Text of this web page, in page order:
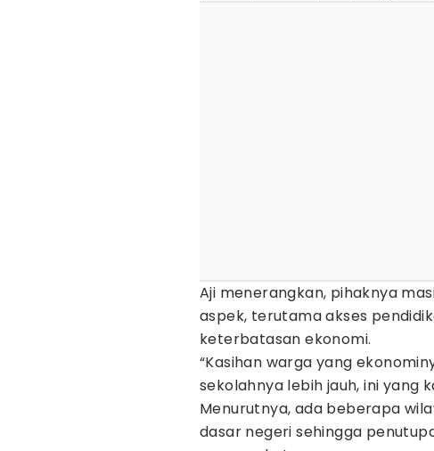
Aji menerangkan, pihaknya
aspek, terutama akses
keterbatasan ekonomi.
“Kasihan warga yang
sekolahnya lebih jauh, ini yang
Menurutnya, ada beberapa
dasar negeri sehingga